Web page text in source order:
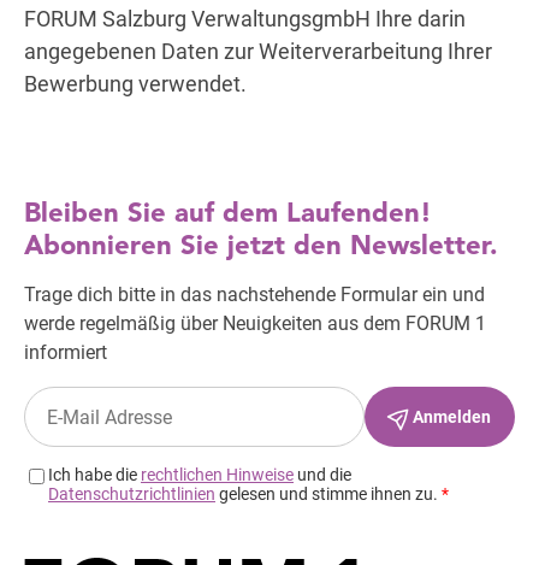
FORUM Salzburg VerwaltungsgmbH Ihre darin
angegebenen Daten zur Weiterverarbeitung Ihrer
Bewerbung verwendet.